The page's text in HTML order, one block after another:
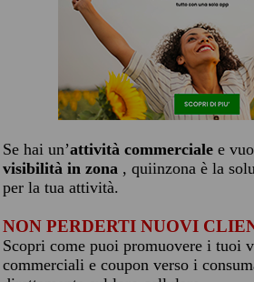
Se hai un’attività commerciale e
visibilità in zona , quiinzona è la
per la tua attività.
NON PERDERTI NUOVI
Scopri come puoi promuovere i tuoi
commerciali e coupon verso i